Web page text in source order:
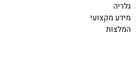
גלריה
מידע מקצועי
המלצות